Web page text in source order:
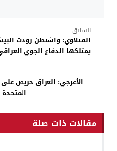
السابق
الفتلاوي: واشنطن زودت
يمتلكها الدفاع الجوي
الأعرجي: العراق حريص
مقالات ذات صلة